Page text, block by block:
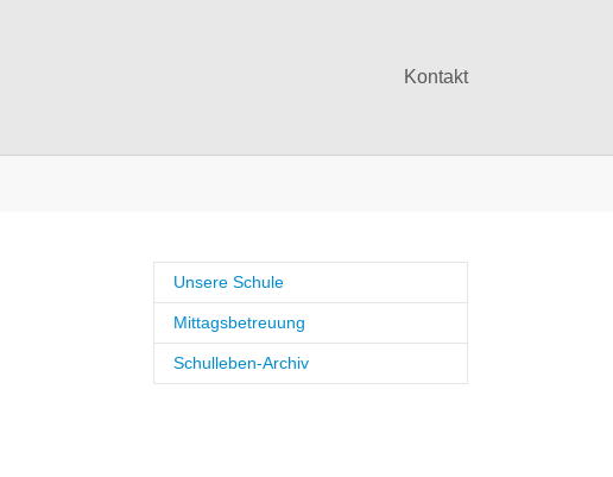
Kontakt
Unsere Schule
Mittagsbetreuung
Schulleben-Archiv